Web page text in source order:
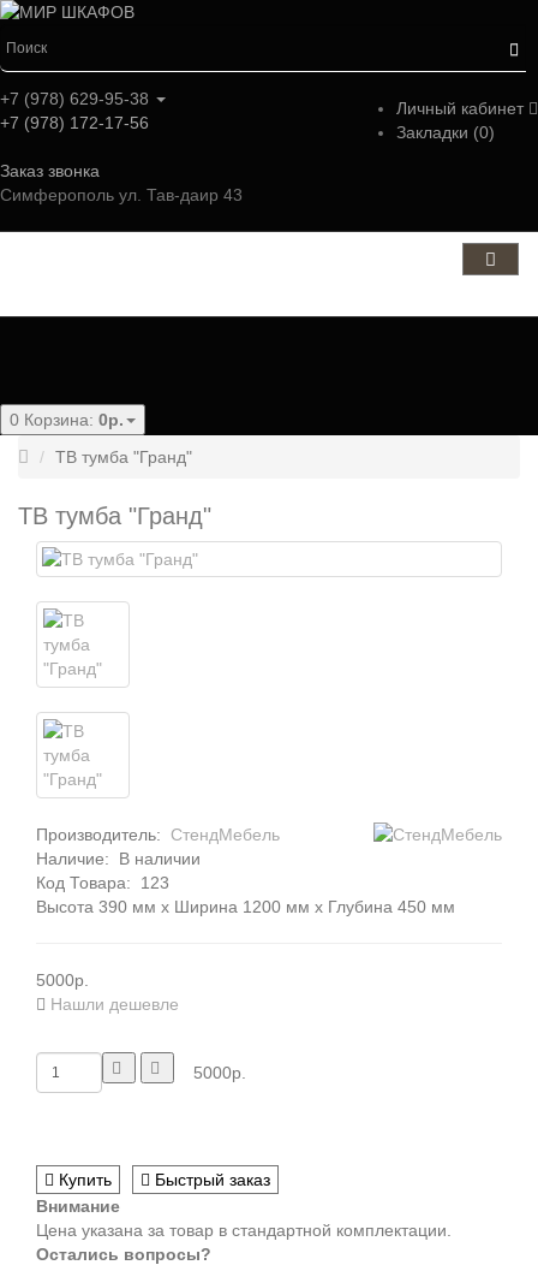
Личный кабинет
Закладки (0)
+7 (978) 629-95-38
+7 (978) 172-17-56
Заказ звонка
Симферополь ул. Тав-даир 43
0 Корзина: 0р.
ТВ тумба "Гранд"
ТВ тумба "Гранд"
Производитель:
СтендМебель
Наличие: В наличии
Код Товара:
123
Высота 390 мм x Ширина 1200 мм x Глубина 450 мм
5000р.
Нашли дешевле
5000р.
Купить
Быстрый заказ
Внимание
Цена указана за товар в стандартной комплектации.
Остались вопросы?